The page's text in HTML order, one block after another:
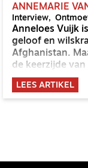
ANNEMARIE
Interview
Anneloes Vuijk
geloof en
Afghanistan.
de keerzijde
corona bijna van
moeten weer
pijnloos.’
LEES ARTIKEL